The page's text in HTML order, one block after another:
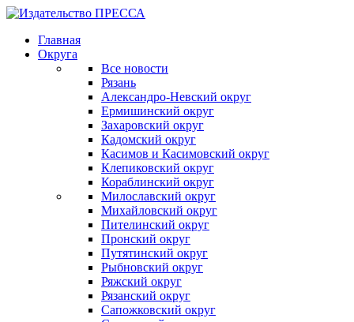
Главная
Округа
Все новости
Рязань
Александро-Невский округ
Ермишинский округ
Захаровский округ
Кадомский округ
Касимов и Касимовский округ
Клепиковский округ
Кораблинский округ
Милославский округ
Михайловский округ
Пителинский округ
Пронский округ
Путятинский округ
Рыбновский округ
Ряжский округ
Рязанский округ
Сапожковский округ